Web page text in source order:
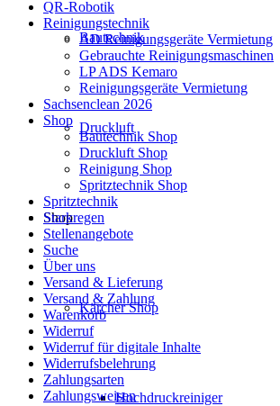
Bautechnik
Druckluft
Shop
Kärcher Shop
Hochdruckreiniger
QR-Robotik
Reinigungstechnik
AD Reinigungsgeräte Vermietung
Gebrauchte Reinigungsmaschinen
LP ADS Kemaro
Reinigungsgeräte Vermietung
Sachsenclean 2026
Shop
Bautechnik Shop
Druckluft Shop
Reinigung Shop
Spritztechnik Shop
Spritztechnik
Starkregen
Stellenangebote
Suche
Über uns
Versand & Lieferung
Versand & Zahlung
Warenkorb
Widerruf
Widerruf für digitale Inhalte
Widerrufsbelehrung
Zahlungsarten
Zahlungsweisen